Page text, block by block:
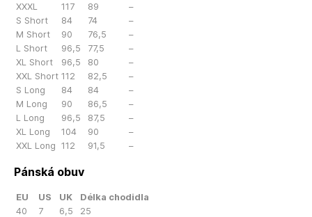
XXXL
117 89
–
S Short
84 74
–
M Short
90 76,5
–
L Short
96,5 77,5
–
XL Short
96,5 80
–
XXL Short 112 82,5
–
S Long
84 84
–
M Long
90 86,5
–
L Long
96,5 87,5
–
XL Long
104 90
–
XXL Long 112 91,5 –
Pánská obuv
EU US UK
Délka chodidla
40
7 6,5
25